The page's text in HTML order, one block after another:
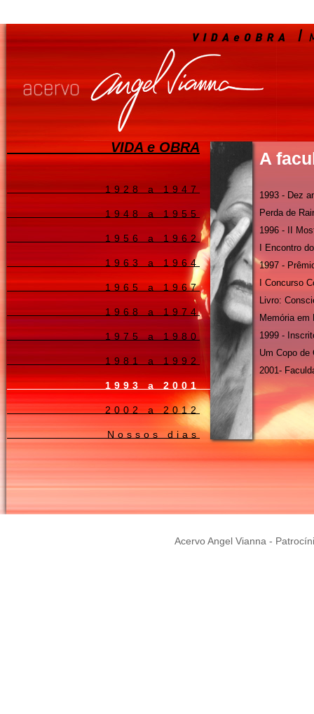
VIDA e OBRA
1928 a 1947
1948 a 1955
1956 a 1962
1963 a 1964
1965 a 1967
1968 a 1974
1975 a 1980
1981 a 1992
1993 a 2001
2002 a 2012
Nossos dias
A
1993 - Dez
Perda de
1996 - II
I Encontro
1997 -
I Concurso
Livro:
Memória em
1999 -
Um Copo de
2001-
Acervo Angel Vianna -